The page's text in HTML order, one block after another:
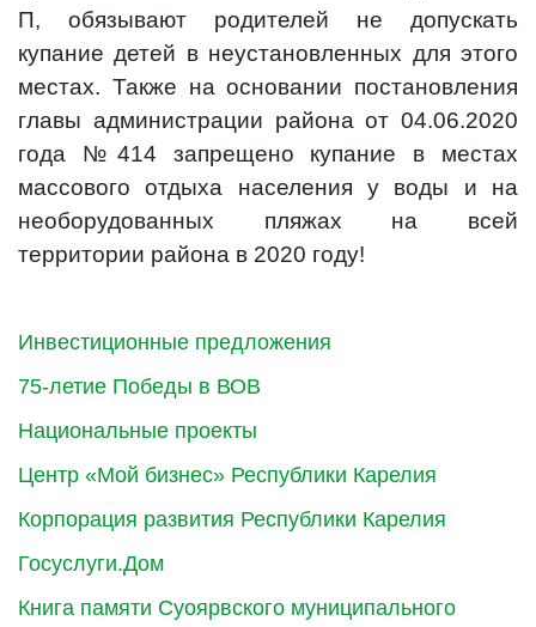
Инвестиционные предложения
75-летие Победы в ВОВ
Национальные проекты
Центр «Мой бизнес» Республики Карелия
Корпорация развития Республики Карелия
Госуслуги.Дом
Книга памяти Суоярвского муниципального
П, обязывают родителей не допускать
купание детей в неустановленных для этого
местах. Также на основании постановления
главы администрации района от 04.06.2020
года №414 запрещено купание в местах
массового отдыха населения у воды и на
необорудованных пляжах на всей
территории района в 2020 году!